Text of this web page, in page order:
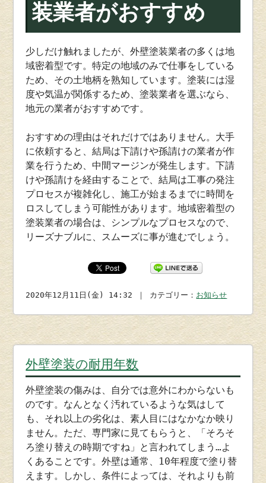
装業者がおすすめ
少しだけ触れましたが、外壁塗装業者の多くは地
域密着型です。特定の地域のみで仕事をしている
ため、その土地柄を熟知しています。塗装には湿
度や気温が関係するため、塗装業者を選ぶなら、
地元の業者がおすすめです。
おすすめの理由はそれだけではありません。大手
に依頼すると、結局は下請けや孫請けの業者が作
業を行うため、中間マージンが発生します。下請
けや孫請けを経由することで、結局は工事の発注
プロセスが複雑化し、施工が始まるまでに時間を
ロスしてしまう可能性があります。地域密着型の
塗装業者の場合は、シンプルなプロセスなので、
リーズナブルに、スムーズに事が進むでしょう。
2020年12月11日(金) 14:32 ｜ カテゴリー： お知らせ
外壁塗装の耐用年数
外壁塗装の傷みは、自分では意外にわからないも
のです。なんとなく汚れているような気はして
も、それ以上の劣化は、素人目にはなかなか映り
ません。ただ、専門家に見てもらうと、「そろそ
ろ塗り替えの時期ですね」と言われてしまう…よ
くあることです。外壁は通常、10年程度で塗り替
えます。しかし、条件によっては、それよりも前